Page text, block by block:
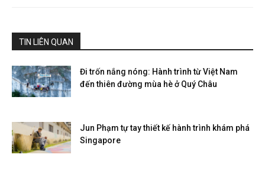
TIN LIÊN QUAN
Đi trốn nắng nóng: Hành trình từ Việt Nam
đến thiên đường mùa hè ở Quý Châu
Jun Phạm tự tay thiết kế hành trình khám phá
Singapore